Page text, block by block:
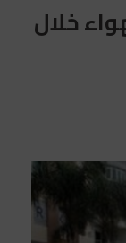
خلال